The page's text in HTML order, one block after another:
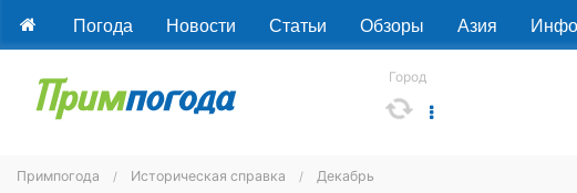
Погода Новости Статьи Обзоры Азия Инфо
Город
Примпогода Историческая справка Декабрь